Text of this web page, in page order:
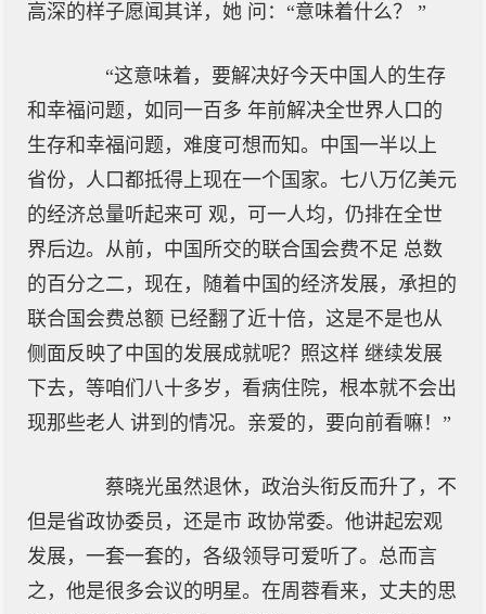
高深的样子愿闻其详，她 问：“意味着什么？ ”
“这意味着，要解决好今天中国人的生存
和幸福问题，如同一百多 年前解决全世界人口的
生存和幸福问题，难度可想而知。中国一半以上
省份，人口都抵得上现在一个国家。七八万亿美元
的经济总量听起来可 观，可一人均，仍排在全世
界后边。从前，中国所交的联合国会费不足 总数
的百分之二，现在，随着中国的经济发展，承担的
联合国会费总额 已经翻了近十倍，这是不是也从
侧面反映了中国的发展成就呢？照这样 继续发展
下去，等咱们八十多岁，看病住院，根本就不会出
现那些老人 讲到的情况。亲爱的，要向前看嘛！”
蔡晓光虽然退休，政治头衔反而升了，不
但是省政协委员，还是市 政协常委。他讲起宏观
发展，一套一套的，各级领导可爱听了。总而言
之，他是很多会议的明星。在周蓉看来，丈夫的思